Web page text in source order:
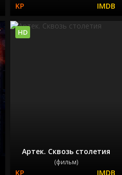
Артек. Сквозь столетия
(фильм)
HD